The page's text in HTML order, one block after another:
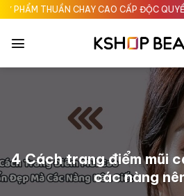
Chuyển
đến
nội
CAO CẤP ĐỘC QUYỀN TẠI
4 Cách trang điểm mũi
các nàng